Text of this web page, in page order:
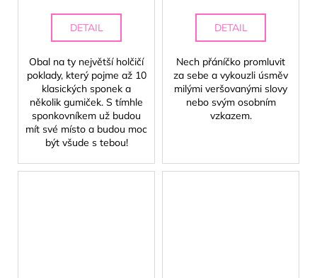
DETAIL
Obal na ty největší holčičí
poklady, který pojme až 10
klasických sponek a
několik gumiček. S tímhle
sponkovníkem už budou
mít své místo a budou moc
být všude s tebou!
DETAIL
Nech přáníčko promluvit
za sebe a vykouzli úsměv
milými veršovanými slovy
nebo svým osobním
vzkazem.